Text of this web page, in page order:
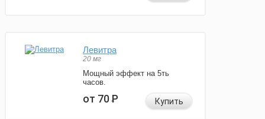
Левитра
20 мг
Мощный эффект на 5ть
часов.
от 70Р Купить